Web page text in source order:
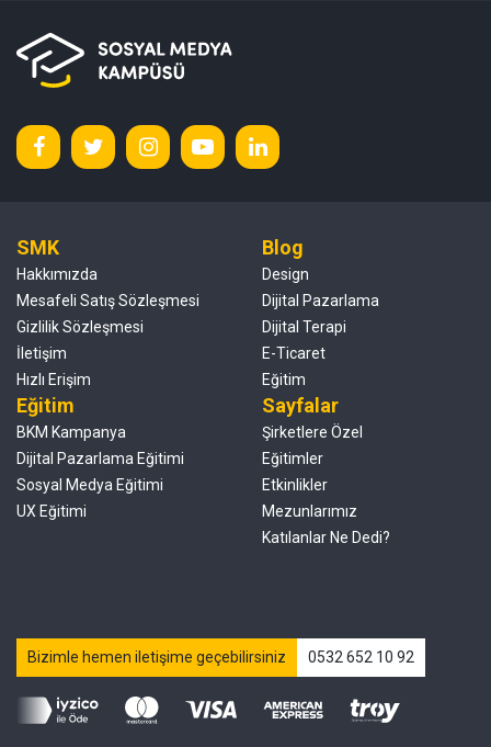
SMK
Hakkımızda
Mesafeli Satış Sözleşmesi
Gizlilik Sözleşmesi
İletişim
Hızlı Erişim
Blog
Design
Dijital Pazarlama
Dijital Terapi
E-Ticaret
Eğitim
Eğitim
BKM Kampanya
Dijital Pazarlama Eğitimi
Sosyal Medya Eğitimi
UX Eğitimi
Sayfalar
Şirketlere Özel
Eğitimler
Etkinlikler
Mezunlarımız
Katılanlar Ne Dedi?
Bizimle hemen iletişime geçebilirsiniz 0532 652 10 92